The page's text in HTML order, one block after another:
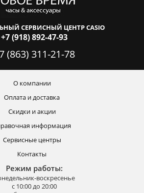
СЕРВИСНЫЙ ЦЕНТР CASIO
+7 (918) 892-47-93
(863) 311-21-78
О компании
Оплата и доставка
Скидки и акции
информация
Сервисные центры
Контакты
Режим работы:
воскресенье
с 10:00 до 20:00